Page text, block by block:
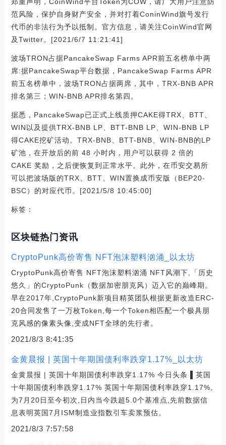
郑重声明，CoinWind平台Token为COW，请广大用户注意防
范风险，保护自身财产安全，并对打着ConinWind旗号发行
代币的非法行为予以抵制。官方信息，请关注CoinWind官网
及Twitter。[2021/6/7 11:21:41]
波场TRON占据PancakeSwap Farms APR前五名榜单中两
席:据PancakeSwap平台数据，PancakeSwap Farms APR
前五名榜单中，波场TRON占据两席，其中，TRX-BNB APR
排名第三；WIN-BNB APR排名第四。
据悉，PancakeSwap已正式上线质押CAKE得TRX、BTT、
WIN以及提供TRX-BNB LP、BTT-BNB LP、WIN-BNB LP
得CAKE挖矿活动。TRX-BNB、BTT-BNB、WIN-BNB的LP
矿池，在开放后的前 48 小时内，用户可以获得 2 倍的
CAKE 奖励，之后便恢复到正常水平。此外，在币安交易所
可以把波场版的TRX、BTT、WIN置换成币安版（BEP20-
BSC）的对应代币。[2021/5/8 10:45:00]
标签：
区块链热门资讯
CryptoPunk高价寄售 NFT泡沫塑料汹涌_以太坊
CryptoPunk高价寄售 NFT泡沫塑料汹涌 NFT风潮下,「历史
悠久」的CryptoPunk（数据加密朋克风）迈入它的巅峰期。
早在2017年,CryptoPunk新项目精英团队根据更新改造ERC-
20合同发售了一万枚Token,每一个Token相匹配一个极具朋
克风感的像素头像,变成NFT全球的先行者。
2021/8/3 8:41:35
金黄晨报 | 英国十年期国债利率跌穿1.17%_以太坊
金黄晨报 | 英国十年期国债利率跌穿1.17% 今日头条 ▌英国
十年期国债利率跌穿1.17% 英国十年期国债利率跌穿1.17%,
为7月20日至今初次,日内当今跌超5.0个基准点,先前数据信
息表明英国7月ISM制造业指数引车卖浆预估。
2021/8/3 7:57:58